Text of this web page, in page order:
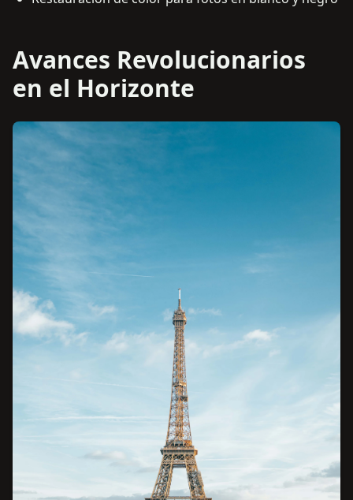
Avances Revolucionarios
en el Horizonte